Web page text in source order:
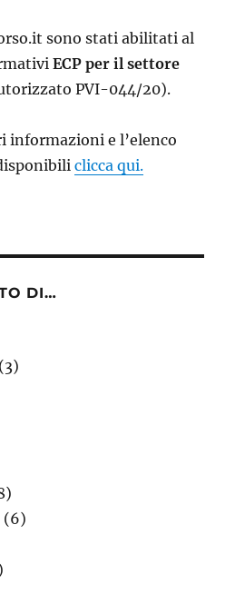
sono stati abilitati al
ECP per il settore
PVI-044/20).
informazioni e l’elenco
clicca qui.
DI…
(3)
(6)